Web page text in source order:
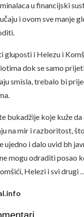
u financijski
i ovom sve manje
gluposti i Helezu i
dok se samo
smisla, trebalo bi
bukadžije koje kuže
na mir i razboritost,
ujedno i dalo uvid bh
mogu odraditi posao
Helezi i svi drugi